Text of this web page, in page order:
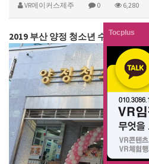
VR메이커스제주 0 6,280
2019 부산 양정 청소년 수련관 (VR
Tocplus